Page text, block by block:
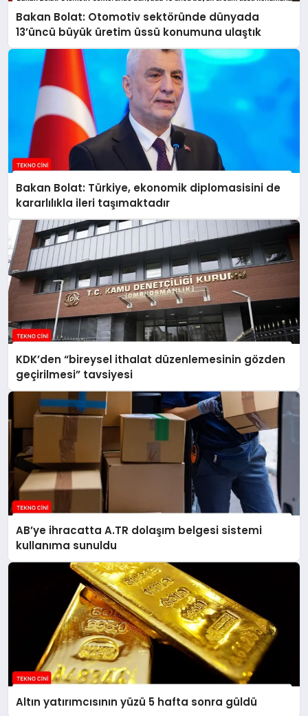
Bakan Bolat: Otomotiv sektöründe dünyada
13’üncü büyük üretim üssü konumuna ulaştık
Bakan Bolat: Türkiye, ekonomik diplomasisini de
kararlılıkla ileri taşımaktadır
KDK’den “bireysel ithalat düzenlemesinin gözden
geçirilmesi” tavsiyesi
AB’ye ihracatta A.TR dolaşım belgesi sistemi
kullanıma sunuldu
Altın yatırımcısının yüzü 5 hafta sonra güldü